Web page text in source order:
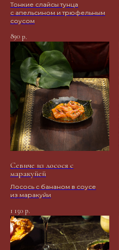
Тонкие слайсы тунца
с апельсином и трюфельным
соусом
890 р.
Севиче из лосося с
маракуйей
Лосось с бананом в соусе
из маракуйи
1 150 р.